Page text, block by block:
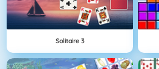
Solitaire 3